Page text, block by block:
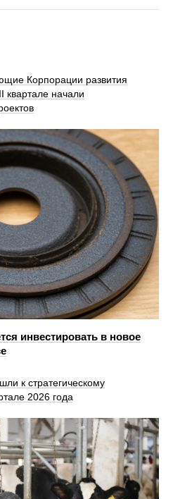
Корпорации развития
квартале начали
инвестировать в новое
к стратегическому
2026 года